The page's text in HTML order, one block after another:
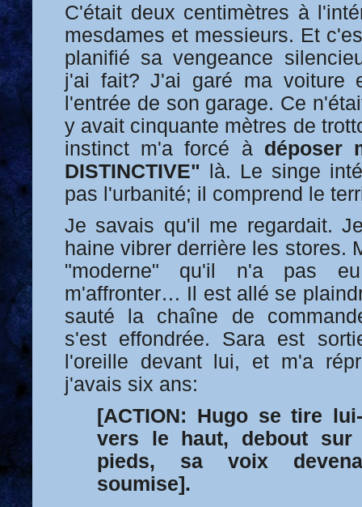
C'était deux centimètres à
mesdames et messieurs. Et
planifié sa vengeance
j'ai fait? J'ai garé ma voiture
l'entrée de son garage. Ce
y avait cinquante mètres de
instinct m'a forcé à déposer
DISTINCTIVE" là. Le singe
pas l'urbanité; il comprend le
Je savais qu'il me regardait.
haine vibrer derrière les stores.
"moderne" qu'il n'a pas
m'affronter… Il est allé se
sauté la chaîne de
s'est effondrée. Sara est
l'oreille devant lui, et m'a
j'avais six ans:
[ACTION: Hugo se tire
vers le haut, debout
pieds, sa voix
soumise].